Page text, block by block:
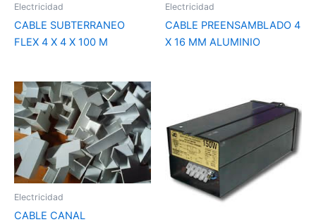
Electricidad
CABLE SUBTERRANEO
FLEX 4 X 4 X 100 M
Electricidad
CABLE PREENSAMBLADO 4
X 16 MM ALUMINIO
Electricidad
CABLE CANAL